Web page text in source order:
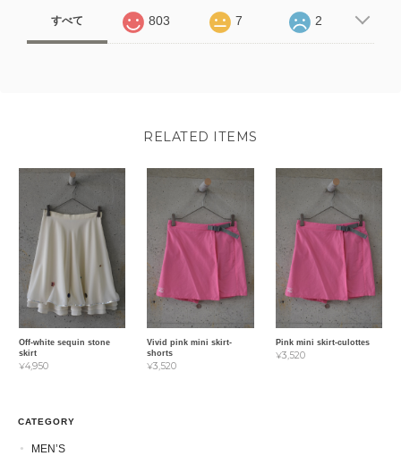
すべて 803 7 2
RELATED ITEMS
Off-white sequin stone
skirt
¥4,950
Vivid pink mini skirt-
shorts
¥3,520
Pink mini skirt-culottes
¥3,520
CATEGORY
MEN’S